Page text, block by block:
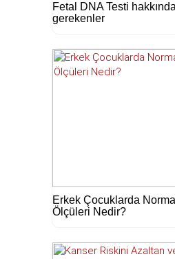
Fetal DNA Testi
gerekenler
Erkek Çocuklarda
Ölçüleri Nedir?